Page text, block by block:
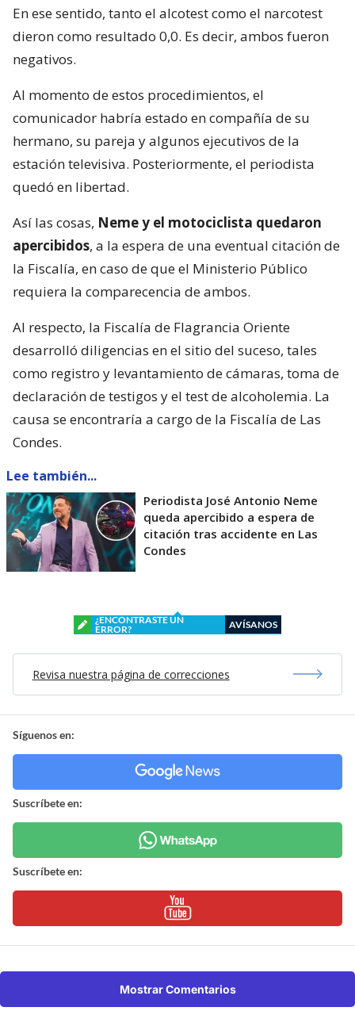
En ese sentido, tanto el alcotest como el narcotest
dieron como resultado 0,0. Es decir, ambos fueron
negativos.
Al momento de estos procedimientos, el
comunicador habría estado en compañía de su
hermano, su pareja y algunos ejecutivos de la
estación televisiva. Posteriormente, el periodista
quedó en libertad.
Así las cosas, Neme y el motociclista quedaron
apercibidos, a la espera de una eventual citación de
la Fiscalía, en caso de que el Ministerio Público
requiera la comparecencia de ambos.
Al respecto, la Fiscalía de Flagrancia Oriente
desarrolló diligencias en el sitio del suceso, tales
como registro y levantamiento de cámaras, toma de
declaración de testigos y el test de alcoholemia. La
causa se encontraría a cargo de la Fiscalía de Las
Condes.
Lee también...
Periodista José Antonio Neme
queda apercibido a espera de
citación tras accidente en Las
Condes
¿ENCONTRASTE UN
ERROR?
AVÍSANOS
Revisa nuestra página de correcciones
Síguenos en:
Suscríbete en:
Suscríbete en:
Mostrar Comentarios